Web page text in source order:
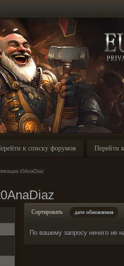
к списку форумов Перейти
t0AnaDiaz
Сортировать дате обновления
По вашему запросу ничего не